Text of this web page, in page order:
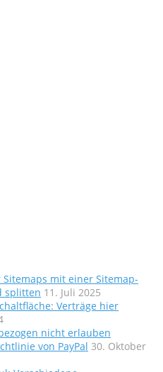
mit einer Sitemap-
splitten 11. Juli 2025
Verträge hier
nicht erlauben
von PayPal 30. Oktober